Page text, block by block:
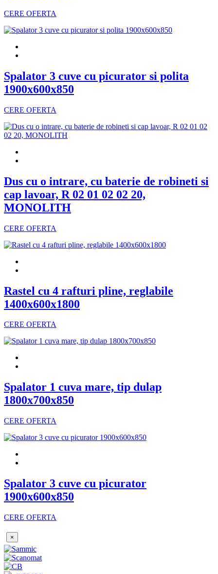
CERE OFERTA
Spalator 3 cuve cu picurator si polita
1900x600x850
CERE OFERTA
Dus cu o intrare, cu baterie de robineti si
cap lavoar, R 02 01 02 02 20,
MONOLITH
CERE OFERTA
Rastel cu 4 rafturi pline, reglabile
1400x600x1800
CERE OFERTA
Spalator 1 cuva mare, tip dulap
1800x700x850
CERE OFERTA
Spalator 3 cuve cu picurator
1900x600x850
CERE OFERTA
×